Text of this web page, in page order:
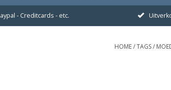
- Creditcards - etc.
HOME/TAGS/